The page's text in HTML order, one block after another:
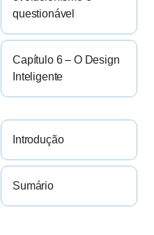
questionável
Capítulo 6 – O Design
Inteligente
Introdução
Sumário